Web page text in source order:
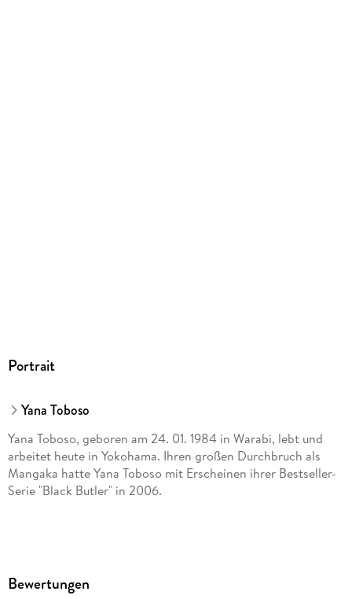
Portrait
Yana Toboso
Yana Toboso, geboren am 24. 01. 1984 in Warabi, lebt und
arbeitet heute in Yokohama. Ihren großen Durchbruch als
Mangaka hatte Yana Toboso mit Erscheinen ihrer Bestseller-
Serie "Black Butler" in 2006.
Bewertungen